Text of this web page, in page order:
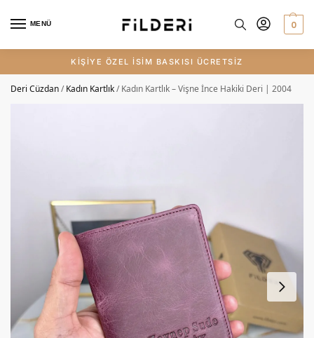
MENÜ 0
HIZLI VE ÜCRETSİZ KARGO
Deri Cüzdan/Kadın Kartlık/Kadın Kartlık – Vişne İnce Hakiki Deri | 2004